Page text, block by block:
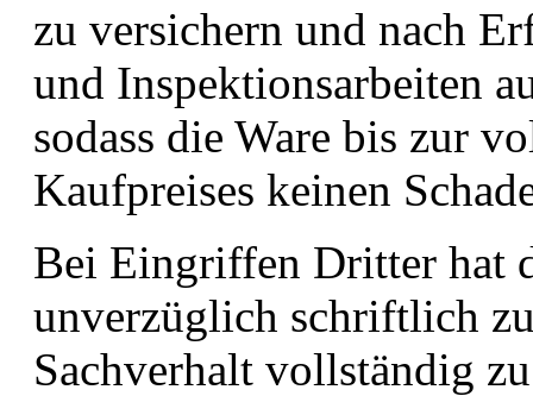
zu versichern und nach
und Inspektionsarbeiten
sodass die Ware bis zur
Kaufpreises keinen
Bei Eingriffen Dritter hat
unverzüglich schriftlich
Sachverhalt vollständig